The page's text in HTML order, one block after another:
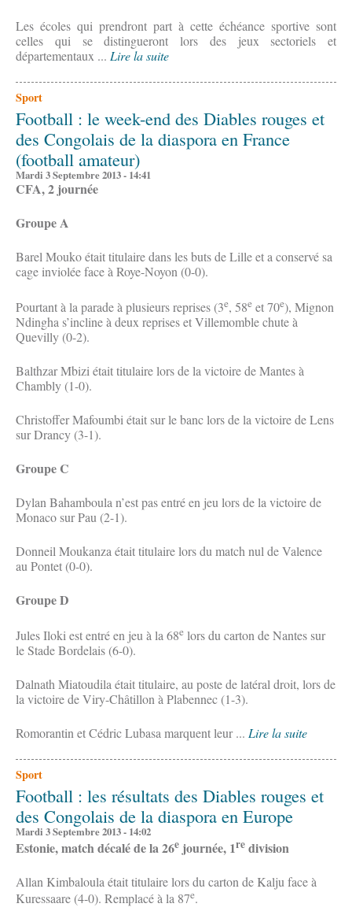
Les écoles qui prendront part à cette échéance sportive sont
celles qui se distingueront lors des jeux sectoriels et
départementaux ... Lire la suite
Sport
Football : le week-end des Diables rouges et
des Congolais de la diaspora en France
(football amateur)
Mardi 3 Septembre 2013 - 14:41
CFA, 2 journée
Groupe A
Barel Mouko était titulaire dans les buts de Lille et a conservé sa
cage inviolée face à Roye-Noyon (0-0).
Pourtant à la parade à plusieurs reprises (3e, 58e et 70e), Mignon
Ndingha s’incline à deux reprises et Villemomble chute à
Quevilly (0-2).
Balthzar Mbizi était titulaire lors de la victoire de Mantes à
Chambly (1-0).
Christoffer Mafoumbi était sur le banc lors de la victoire de Lens
sur Drancy (3-1).
Groupe C
Dylan Bahamboula n’est pas entré en jeu lors de la victoire de
Monaco sur Pau (2-1).
Donneil Moukanza était titulaire lors du match nul de Valence
au Pontet (0-0).
Groupe D
Jules Iloki est entré en jeu à la 68e lors du carton de Nantes sur
le Stade Bordelais (6-0).
Dalnath Miatoudila était titulaire, au poste de latéral droit, lors de
la victoire de Viry-Châtillon à Plabennec (1-3).
Romorantin et Cédric Lubasa marquent leur ... Lire la suite
Sport
Football : les résultats des Diables rouges et
des Congolais de la diaspora en Europe
Mardi 3 Septembre 2013 - 14:02
Estonie, match décalé de la 26e journée, 1re division
Allan Kimbaloula était titulaire lors du carton de Kalju face à
Kuressaare (4-0). Remplacé à la 87e.